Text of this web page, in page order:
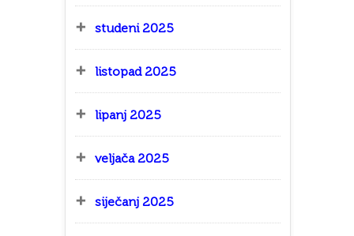
studeni 2025
listopad 2025
lipanj 2025
veljača 2025
siječanj 2025